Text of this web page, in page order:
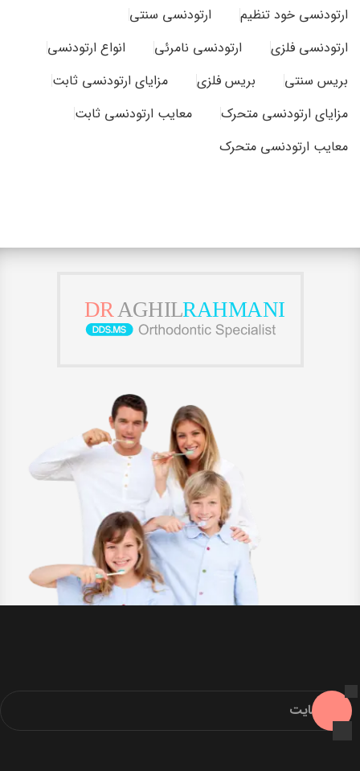
ارتودنسی خود تنظیم
ارتودنسی سنتی
ارتودنسی فلزی
ارتودنسی نامرئی
انواع ارتودنسی
بریس سنتی
بریس فلزی
مزایای ارتودنسی ثابت
مزایای ارتودنسی متحرک
معایب ارتودنسی ثابت
معایب ارتودنسی متحرک
منوی سایت